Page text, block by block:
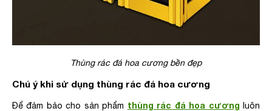
Thùng rác đá hoa cương bền đẹp
Chú ý khi sử dụng thùng rác đá hoa cương
Để đảm bảo cho sản phẩm thùng rác đá hoa cương luôn